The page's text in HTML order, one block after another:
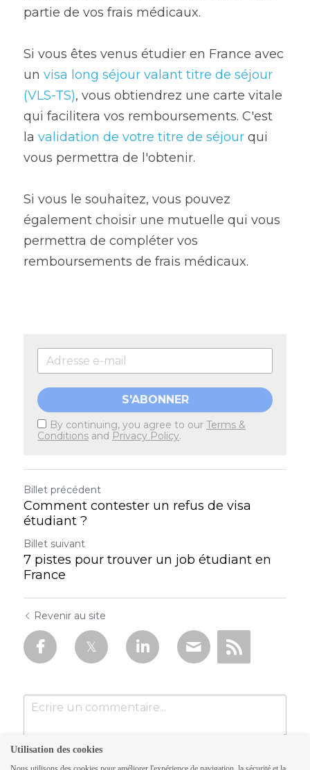
partie de vos frais médicaux.
Si vous êtes venus étudier en France avec
un visa long séjour valant titre de séjour
(VLS-TS), vous obtiendrez une carte vitale
qui facilitera vos remboursements. C'est
la validation de votre titre de séjour qui
vous permettra de l'obtenir.
Si vous le souhaitez, vous pouvez
également choisir une mutuelle qui vous
permettra de compléter vos
remboursements de frais médicaux.
S'ABONNER
By continuing, you agree to our Terms &
Conditions and Privacy Policy.
Billet précédent
Comment contester un refus de visa
étudiant ?
Billet suivant
7 pistes pour trouver un job étudiant en
France
Revenir au site
Utilisation des cookies